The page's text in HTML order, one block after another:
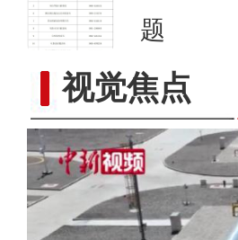
题
视觉焦点
福海县投